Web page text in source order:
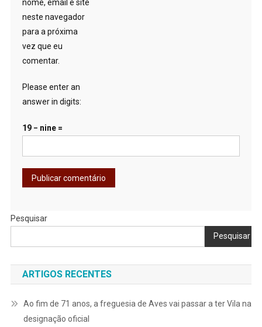
nome, email e site
neste navegador
para a próxima
vez que eu
comentar.
Please enter an
answer in digits:
19 − nine =
Pesquisar
Pesquisar
ARTIGOS RECENTES
Ao fim de 71 anos, a freguesia de Aves vai passar a ter Vila na
designação oficial